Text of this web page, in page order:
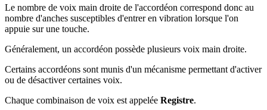
Le nombre de voix main droite de l'accordéon correspond donc au
nombre d'anches susceptibles d'entrer en vibration lorsque l'on
appuie sur une touche.
Généralement, un accordéon possède plusieurs voix main droite.
Certains accordéons sont munis d'un mécanisme permettant d'activer
ou de désactiver certaines voix.
Chaque combinaison de voix est appelée Registre.